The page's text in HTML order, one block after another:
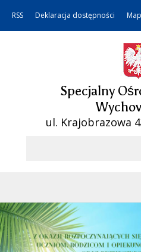
RSS Deklaracja dostępności
Specjalny
ul. Krajobrazowa